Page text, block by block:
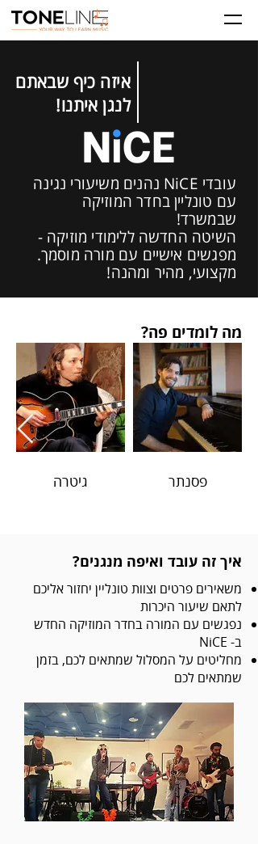
איזה כיף שבאתם
לנגן איתנו!
עובדי NiCE נהנים משיעורי נגינה
עם טונליין בחדר המוזיקה
שבמשרד!
השיטה החדשה ללימודי מוזיקה -
מפגשים אישיים עם מורה מוסמך.
מקצועי, מהיר ומהנה!
מה לומדים פה?
פסנתר גיטרה
איך זה עובד ואיפה מנגנים?
משאירים פרטים וצוות טונליין יחזור אליכם
לתאם שיעור היכרות
נפגשים עם המורה בחדר המוזיקה החדש
ב- NiCE
מחליטים על המסלול שמתאים לכם, בזמן
שמתאים לכם